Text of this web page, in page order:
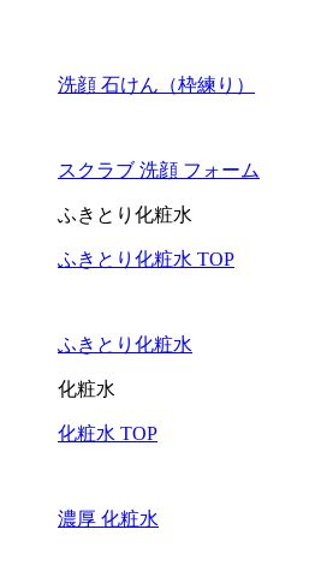
洗顔 石けん（枠練り）
スクラブ 洗顔 フォーム
ふきとり化粧水
ふきとり化粧水 TOP
ふきとり化粧水
化粧水
化粧水 TOP
濃厚 化粧水